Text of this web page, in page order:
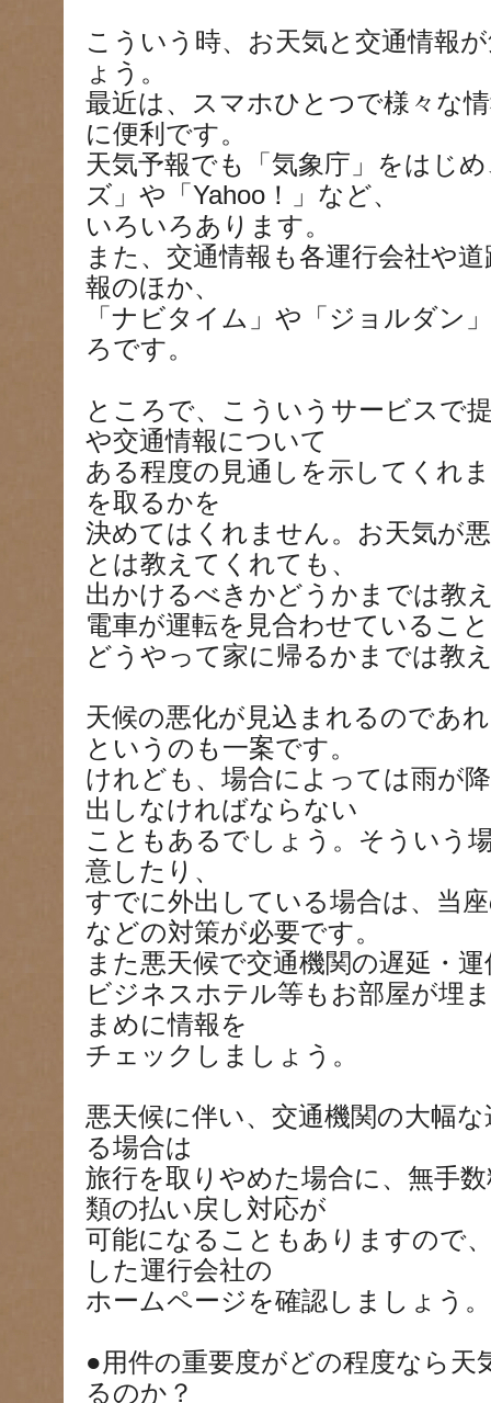
こういう時、お天気と交通情報
ょう。
最近は、スマホひとつで様々な
に便利です。
天気予報でも「気象庁」をはじ
ズ」や「Yahoo！」など、
いろいろあります。
また、交通情報も各運行会社や
報のほか、
「ナビタイム」や「ジョルダン
ろです。
ところで、こういうサービスで
や交通情報について
ある程度の見通しを示してくれ
を取るかを
決めてはくれません。お天気が
とは教えてくれても、
出かけるべきかどうかまでは教
電車が運転を見合わせているこ
どうやって家に帰るかまでは教
天候の悪化が見込まれるのであ
というのも一案です。
けれども、場合によっては雨が
出しなければならない
こともあるでしょう。そういう
意したり、
すでに外出している場合は、当
などの対策が必要です。
また悪天候で交通機関の遅延・
ビジネスホテル等もお部屋が埋
まめに情報を
チェックしましょう。
悪天候に伴い、交通機関の大幅
る場合は
旅行を取りやめた場合に、無手
類の払い戻し対応が
可能になることもありますので
した運行会社の
ホームページを確認しましょう。
●用件の重要度がどの程度なら天
るのか？